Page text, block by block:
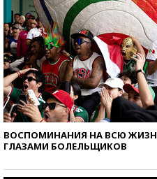
ВОСПОМИНАНИЯ НА ВСЮ
ГЛАЗАМИ БОЛЕЛЬЩИКОВ